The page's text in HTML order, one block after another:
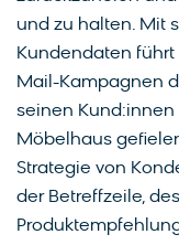
und zu halten. Mit
Kundendaten führt
Mail-Kampagnen
seinen Kund:innen
Möbelhaus
Strategie von
der Betreffzeile,